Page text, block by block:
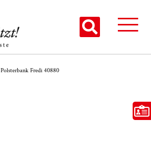
Polsterbank Fredi 40880